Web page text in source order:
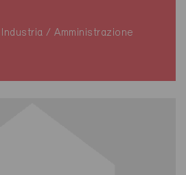
/ Amministrazione